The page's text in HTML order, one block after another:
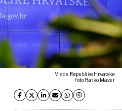
Vlada Republike Hrvatske
foto Ratko Mavar